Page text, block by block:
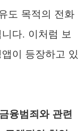
도 목적의 전화
다. 이처럼 보
이 등장하고 있
융범죄와 관련